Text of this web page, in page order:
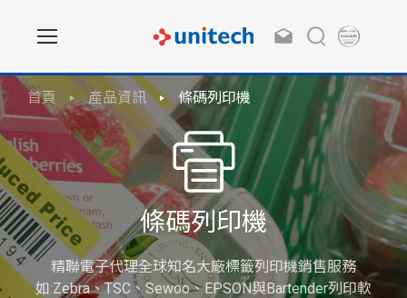
首頁 產品資訊 條碼列印機
條碼列印機
精聯電子代理全球知名大廠標籤列印機銷售服務
如:Zebra、TSC、Sewoo、EPSON與Bartender列印軟